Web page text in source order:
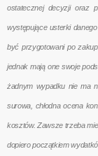
ostatecznej decyzji oraz
występujące usterki
być przygotowani po
jednak mają one swoje
żadnym wypadku nie ma
surowa, chłodna ocena
kosztów. Zawsze trzeba
dopiero początkiem